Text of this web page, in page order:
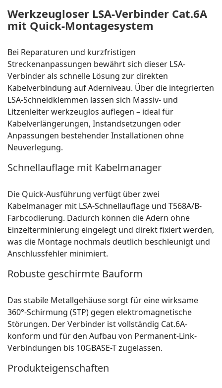
Werkzeugloser LSA-Verbinder Cat.6A
mit Quick-Montagesystem
Bei Reparaturen und kurzfristigen
Streckenanpassungen bewährt sich dieser LSA-
Verbinder als schnelle Lösung zur direkten
Kabelverbindung auf Aderniveau. Über die integrierten
LSA-Schneidklemmen lassen sich Massiv- und
Litzenleiter werkzeuglos auflegen – ideal für
Kabelverlängerungen, Instandsetzungen oder
Anpassungen bestehender Installationen ohne
Neuverlegung.
Schnellauflage mit Kabelmanager
Die Quick-Ausführung verfügt über zwei
Kabelmanager mit LSA-Schnellauflage und T568A/B-
Farbcodierung. Dadurch können die Adern ohne
Einzelterminierung eingelegt und direkt fixiert werden,
was die Montage nochmals deutlich beschleunigt und
Anschlussfehler minimiert.
Robuste geschirmte Bauform
Das stabile Metallgehäuse sorgt für eine wirksame
360°-Schirmung (STP) gegen elektromagnetische
Störungen. Der Verbinder ist vollständig Cat.6A-
konform und für den Aufbau von Permanent-Link-
Verbindungen bis 10GBASE-T zugelassen.
Produkteigenschaften